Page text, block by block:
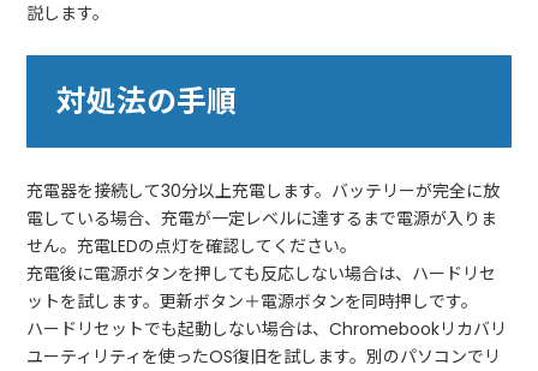
説します。
対処法の手順
充電器を接続して30分以上充電します。バッテリーが完全に放
電している場合、充電が一定レベルに達するまで電源が入りま
せん。充電LEDの点灯を確認してください。
充電後に電源ボタンを押しても反応しない場合は、ハードリセ
ットを試します。更新ボタン＋電源ボタンを同時押しです。
ハードリセットでも起動しない場合は、Chromebookリカバリ
ユーティリティを使ったOS復旧を試します。別のパソコンでリ